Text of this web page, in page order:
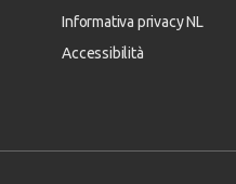
Informativa privacy NL
Accessibilità